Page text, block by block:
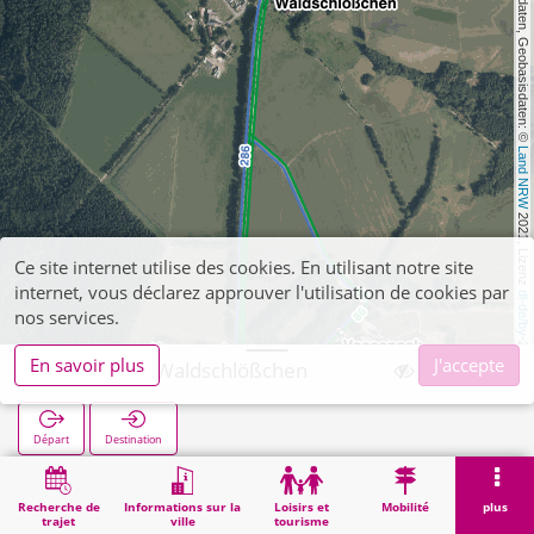
, Kartendaten, Geobasisdaten: ©
Land NRW
2021, Lizenz
dl-de/by-2-0
Recherche de
trajet
Informations sur la
ville
Loisirs et
tourisme
Mobilité plus
Vossenack Waldschlößchen
Départ Destination
Démarrage Vossenack Waldschlößchen
Ce site internet utilise des cookies. En utilisant notre site
internet, vous déclarez approuver l'utilisation de cookies par
nos services.
En savoir plus
J'accepte